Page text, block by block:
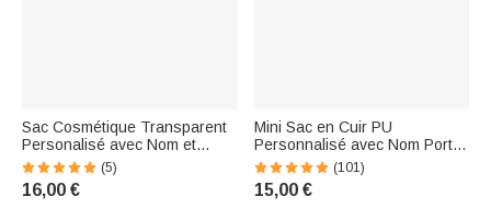
Sac Cosmétique Transparent
Personalisé avec Nom et
Personnage Cartoon
Accessoire Estival de
Vacances Cadeau pour
(5)
16,00 €
Mini Sac en Cuir PU
Personnalisé avec Nom Porte-
monnais Trousse à
Cosmétiques Cadeau
d'Anniversaire pour Femme
(101)
15,00 €